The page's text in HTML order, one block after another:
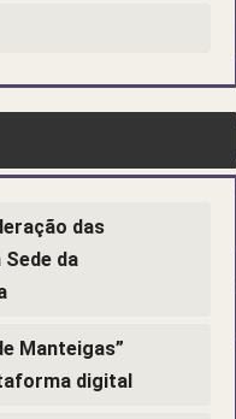
das
da
Manteigas”
digital